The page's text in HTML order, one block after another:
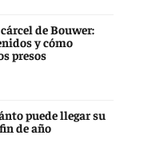
de Bouwer:
y cómo
presos
puede llegar su
de año